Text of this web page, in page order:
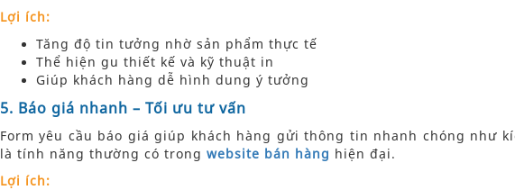
Lợi ích:
Tăng độ tin tưởng nhờ sản phẩm thực tế
Thể hiện gu thiết kế và kỹ thuật in
Giúp khách hàng dễ hình dung ý tưởng
5. Báo giá nhanh – Tối ưu tư vấn
Form yêu cầu báo giá giúp khách hàng gửi thông tin nhanh chóng như
là tính năng thường có trong website bán hàng hiện đại.
Lợi ích: